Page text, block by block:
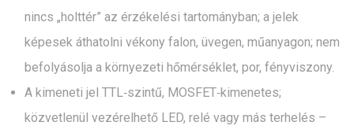
nincs „holttér” az érzékelési tartományban; a jelek
képesek áthatolni vékony falon, üvegen, műanyagon; nem
befolyásolja a környezeti hőmérséklet, por, fényviszony.
A kimeneti jel TTL‑szintű, MOSFET‑kimenetes;
közvetlenül vezérelhető LED, relé vagy más terhelés –